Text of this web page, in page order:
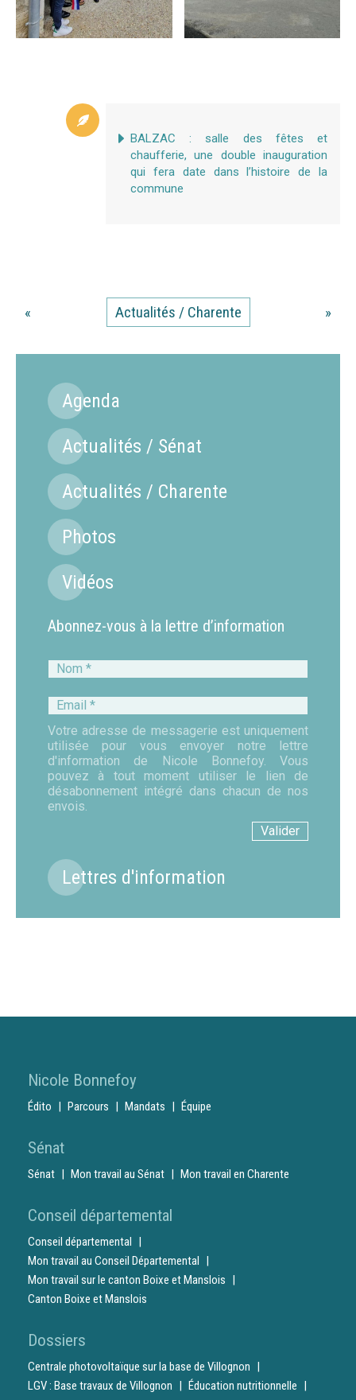
BALZAC : salle des fêtes et
chaufferie, une double inauguration
qui fera date dans l’histoire de la
commune
« Actualités / Charente »
Agenda
Actualités / Sénat
Actualités / Charente
Photos
Vidéos
Abonnez-vous à la lettre d’information
Nom
Email
Votre adresse de messagerie est uniquement
utilisée pour vous envoyer notre lettre
d'information de Nicole Bonnefoy. Vous
pouvez à tout moment utiliser le lien de
désabonnement intégré dans chacun de nos
envois.
Lettres d'information
Nicole Bonnefoy
Édito Parcours Mandats Équipe
Sénat
Sénat Mon travail au Sénat Mon travail en Charente
Conseil départemental
Conseil départemental
Mon travail au Conseil Départemental
Mon travail sur le canton Boixe et Manslois
Canton Boixe et Manslois
Dossiers
Centrale photovoltaïque sur la base de Villognon
LGV : Base travaux de Villognon
Éducation nutritionnelle